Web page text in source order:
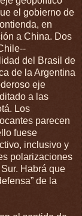
el gobierno de
en
a China. Dos
del Brasil de
de la Argentina
eje
a las
Los
parecen
fuese
inclusivo y
polarizaciones
Habrá que
de la